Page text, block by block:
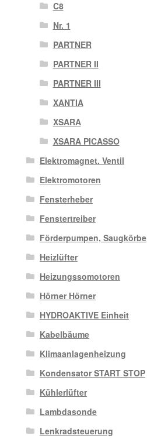
C8
Nr. 1
PARTNER
PARTNER II
PARTNER III
XANTIA
XSARA
XSARA PICASSO
Elektromagnet. Ventil
Elektromotoren
Fensterheber
Fenstertreiber
Förderpumpen, Saugkörbe
Heizlüfter
Heizungssomotoren
Hörner Hörner
HYDROAKTIVE Einheit
Kabelbäume
Klimaanlagenheizung
Kondensator START STOP
Kühlerlüfter
Lambdasonde
Lenkradsteuerung